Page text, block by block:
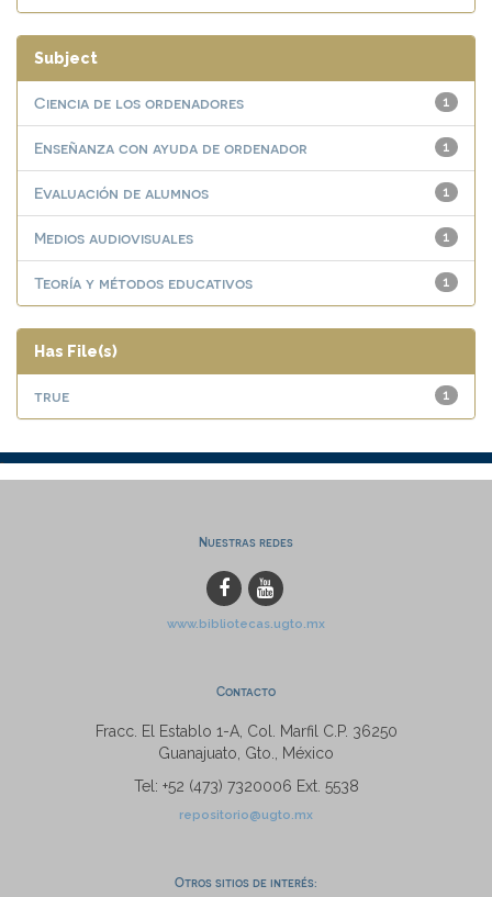
Subject
1
Ciencia de los ordenadores
1
Enseñanza con ayuda de ordenador
1
Evaluación de alumnos
1
Medios audiovisuales
1
Teoría y métodos educativos
Has File(s)
1
true
Nuestras redes
www.bibliotecas.ugto.mx
Contacto
Fracc. El Establo 1-A, Col. Marfil C.P. 36250
Guanajuato, Gto., México
Tel: +52 (473) 7320006 Ext. 5538
repositorio@ugto.mx
Otros sitios de interés: